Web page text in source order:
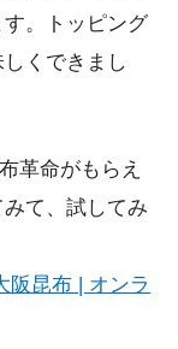
。トッピング
くできまし
革命がもらえ
て、試してみ
阪昆布 | オンラ